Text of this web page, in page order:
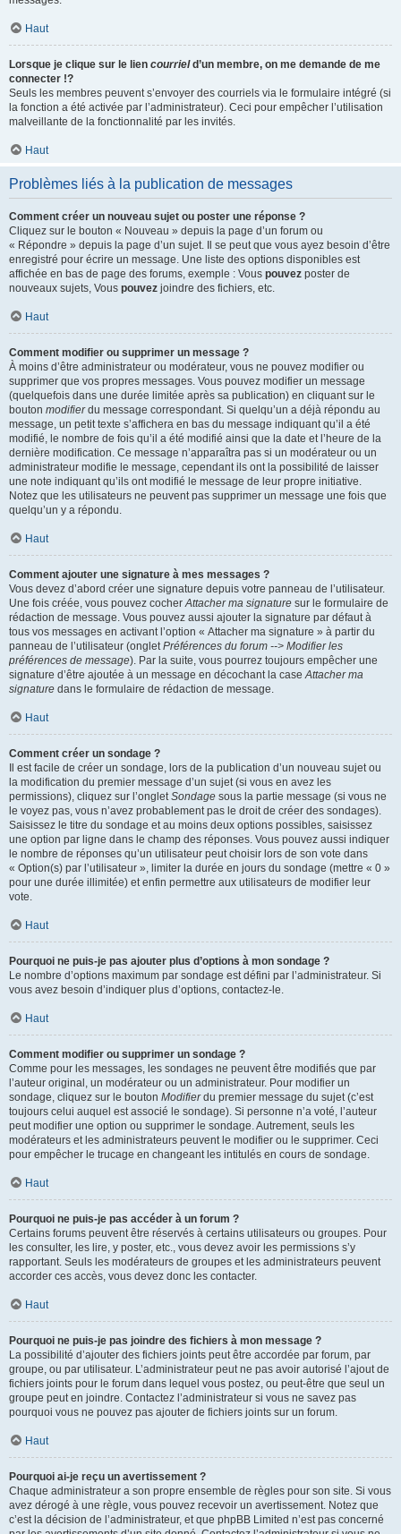
Haut
Lorsque je clique sur le lien courrield’un membre, on me demande de me
connecter !?
Seuls les membres peuvent s’envoyer des courriels via le formulaire intégré (si
la fonction a été activée par l’administrateur). Ceci pour empêcher l’utilisation
malveillante de la fonctionnalité par les invités.
Haut
Problèmes liés à la publication de messages
Comment créer un nouveau sujet ou poster une réponse ?
Cliquez sur le bouton « Nouveau » depuis la page d’un forum ou
« Répondre » depuis la page d’un sujet. Il se peut que vous ayez besoin d’être
enregistré pour écrire un message. Une liste des options disponibles est
affichée en bas de page des forums, exemple : Vous pouvez poster de
nouveaux sujets, Vous pouvez joindre des fichiers, etc.
Haut
Comment modifier ou supprimer un message ?
À moins d’être administrateur ou modérateur, vous ne pouvez modifier ou
supprimer que vos propres messages. Vous pouvez modifier un message
(quelquefois dans une durée limitée après sa publication) en cliquant sur le
bouton modifierdu message correspondant. Si quelqu’un a déjà répondu au
message, un petit texte s’affichera en bas du message indiquant qu’il a été
modifié, le nombre de fois qu’il a été modifié ainsi que la date et l’heure de la
dernière modification. Ce message n’apparaîtra pas si un modérateur ou un
administrateur modifie le message, cependant ils ont la possibilité de laisser
une note indiquant qu’ils ont modifié le message de leur propre initiative.
Notez que les utilisateurs ne peuvent pas supprimer un message une fois que
quelqu’un y a répondu.
Haut
Comment ajouter une signature à mes messages ?
Vous devez d’abord créer une signature depuis votre panneau de l’utilisateur.
Une fois créée, vous pouvez cocherAttacher ma signature sur le formulaire de
rédaction de message. Vous pouvez aussi ajouter la signature par défaut à
tous vos messages en activant l’option « Attacher ma signature » à partir du
panneau de l’utilisateur (ongletPréférences du forum --> Modifier les
préférences de message). Par la suite, vous pourrez toujours empêcher une
signature d’être ajoutée à un message en décochant la caseAttacher ma
signature dans le formulaire de rédaction de message.
Haut
Comment créer un sondage ?
Il est facile de créer un sondage, lors de la publication d’un nouveau sujet ou
la modification du premier message d’un sujet (si vous en avez les
permissions), cliquez sur l’ongletSondage sous la partie message (si vous ne
le voyez pas, vous n’avez probablement pas le droit de créer des sondages).
Saisissez le titre du sondage et au moins deux options possibles, saisissez
une option par ligne dans le champ des réponses. Vous pouvez aussi indiquer
le nombre de réponses qu’un utilisateur peut choisir lors de son vote dans
« Option(s) par l’utilisateur », limiter la durée en jours du sondage (mettre « 0 »
pour une durée illimitée) et enfin permettre aux utilisateurs de modifier leur
vote.
Haut
Pourquoi ne puis-je pas ajouter plus d’options à mon sondage ?
Le nombre d’options maximum par sondage est défini par l’administrateur. Si
vous avez besoin d’indiquer plus d’options, contactez-le.
Haut
Comment modifier ou supprimer un sondage ?
Comme pour les messages, les sondages ne peuvent être modifiés que par
l’auteur original, un modérateur ou un administrateur. Pour modifier un
sondage, cliquez sur le bouton Modifierdu premier message du sujet (c’est
toujours celui auquel est associé le sondage). Si personne n’a voté, l’auteur
peut modifier une option ou supprimer le sondage. Autrement, seuls les
modérateurs et les administrateurs peuvent le modifier ou le supprimer. Ceci
pour empêcher le trucage en changeant les intitulés en cours de sondage.
Haut
Pourquoi ne puis-je pas accéder à un forum ?
Certains forums peuvent être réservés à certains utilisateurs ou groupes. Pour
les consulter, les lire, y poster, etc., vous devez avoir les permissions s’y
rapportant. Seuls les modérateurs de groupes et les administrateurs peuvent
accorder ces accès, vous devez donc les contacter.
Haut
Pourquoi ne puis-je pas joindre des fichiers à mon message ?
La possibilité d’ajouter des fichiers joints peut être accordée par forum, par
groupe, ou par utilisateur. L’administrateur peut ne pas avoir autorisé l’ajout de
fichiers joints pour le forum dans lequel vous postez, ou peut-être que seul un
groupe peut en joindre. Contactez l’administrateur si vous ne savez pas
pourquoi vous ne pouvez pas ajouter de fichiers joints sur un forum.
Haut
Pourquoi ai-je reçu un avertissement ?
Chaque administrateur a son propre ensemble de règles pour son site. Si vous
avez dérogé à une règle, vous pouvez recevoir un avertissement. Notez que
c’est la décision de l’administrateur, et que phpBB Limited n’est pas concerné